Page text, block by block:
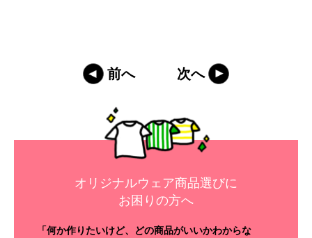
前へ 次へ
オリジナルウェア商品選びに
お困りの方へ
「何か作りたいけど、どの商品がいいかわからな